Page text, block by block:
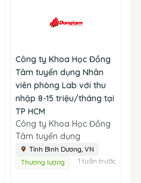
Công ty Khoa Học Đồng
Tâm tuyển dụng Nhân
viên phòng Lab với thu
nhập 8-15 triệu/tháng tại
TP HCM
Công ty Khoa Học Đồng
Tâm tuyển dụng
Tỉnh Bình Dương, VN
Thương lượng
1 tuần trước